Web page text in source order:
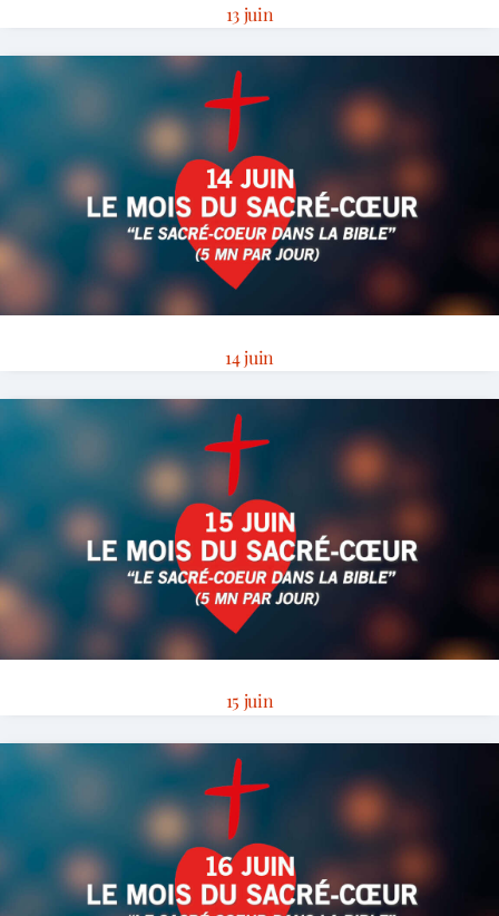
13 juin
14 juin
15 juin